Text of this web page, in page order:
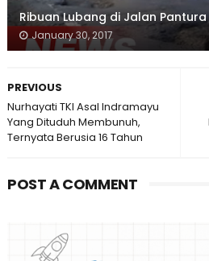
Ribuan Lubang di Jalan
January 30, 2017
PREVIOUS
Nurhayati TKI Asal Indramayu
Yang Dituduh Membunuh,
Ternyata Berusia 16 Tahun
POST A COMMENT